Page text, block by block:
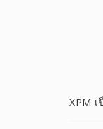
XPM เ